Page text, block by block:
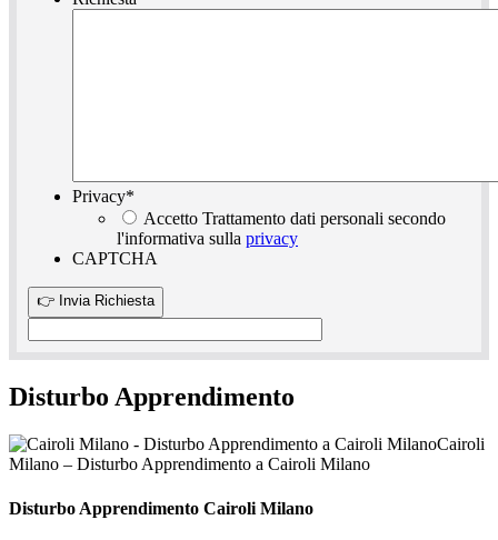
Privacy*
Accetto Trattamento dati personali secondo
l'informativa sulla privacy
CAPTCHA
Disturbo Apprendimento
Cairoli
Milano – Disturbo Apprendimento a Cairoli Milano
Disturbo Apprendimento Cairoli Milano